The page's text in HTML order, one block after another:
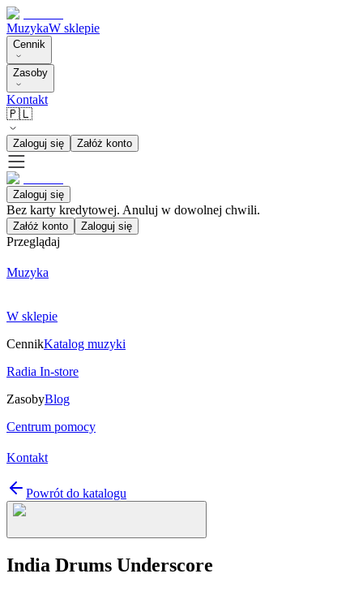
MuzykaW sklepie
Cennik
Zasoby
Kontakt
🇵🇱
Zaloguj się Załóż konto
Zaloguj się
Bez karty kredytowej. Anuluj w dowolnej chwili.
Załóż konto Zaloguj się
Przeglądaj
Muzyka
W sklepie
CennikKatalog muzyki
Radia In-store
ZasobyBlog
Centrum pomocy
Kontakt
Powrót do katalogu
India Drums Underscore